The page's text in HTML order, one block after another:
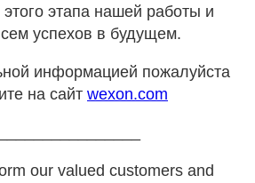
этапа нашей работы и
успехов в будущем.
информацией пожалуйста
на сайт wexon.com
our valued customers and